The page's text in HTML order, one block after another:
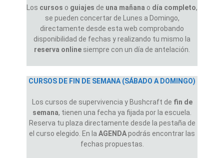
Los cursos o guiajes de una mañana o día completo,
se pueden concertar de Lunes a Domingo,
directamente desde esta web comprobando
disponibilidad de fechas y realizando tu mismo la
reserva online siempre con un día de antelación.
CURSOS DE FIN DE SEMANA (SÁBADO A DOMINGO)
Los cursos de supervivencia y Bushcraft de fin de
semana, tienen una fecha ya fijada por la escuela.
Reserva tu plaza directamente desde la pestaña de
el curso elegido. En la AGENDApodrás encontrar las
fechas propuestas.